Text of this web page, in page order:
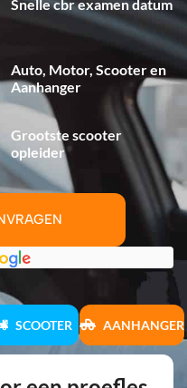
Snelle cbr examen datum
Auto, Motor, Scooter en
Aanhanger
Grootste scooter
opleider
SCOOTER AANHANGER